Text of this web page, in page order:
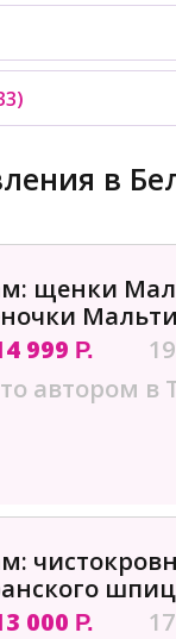
в
щенки
999 Р.
автором в
000 Р.